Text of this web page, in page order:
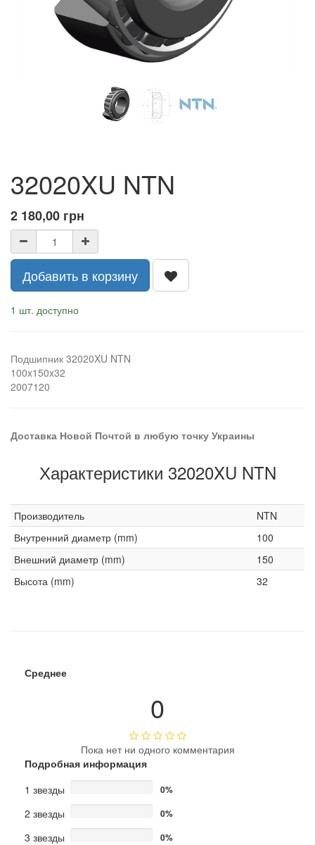
32020XU NTN
2 180,00 грн
Добавить в корзину
1 шт. доступно
Подшипник 32020XU NTN
100x150x32
2007120
Доставка Новой Почтой в любую точку Украины
Характеристики 32020XU NTN
Производитель
NTN
Внутренний диаметр (mm)
100
Внешний диаметр (mm)
150
Высота (mm)
32
Среднее
0
Пока нет ни одного комментария
Подробная информация
1 звезды
0%
2 звезды 0%
3 звезды 0%